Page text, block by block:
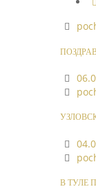
В ТУЛЕ